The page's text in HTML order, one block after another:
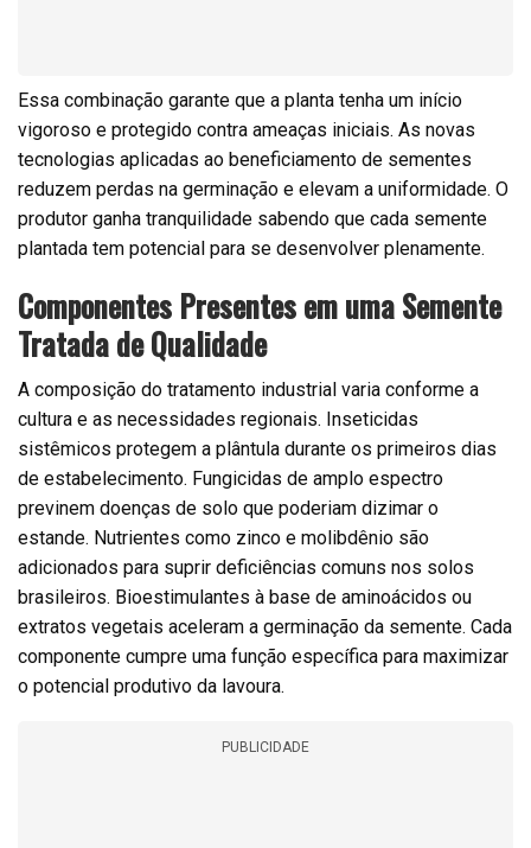
Essa combinação garante que a planta tenha um início
vigoroso e protegido contra ameaças iniciais. As novas
tecnologias aplicadas ao beneficiamento de sementes
reduzem perdas na germinação e elevam a uniformidade. O
produtor ganha tranquilidade sabendo que cada semente
plantada tem potencial para se desenvolver plenamente.
Componentes Presentes em uma Semente
Tratada de Qualidade
A composição do tratamento industrial varia conforme a
cultura e as necessidades regionais. Inseticidas
sistêmicos protegem a plântula durante os primeiros dias
de estabelecimento. Fungicidas de amplo espectro
previnem doenças de solo que poderiam dizimar o
estande. Nutrientes como zinco e molibdênio são
adicionados para suprir deficiências comuns nos solos
brasileiros. Bioestimulantes à base de aminoácidos ou
extratos vegetais aceleram a germinação da semente. Cada
componente cumpre uma função específica para maximizar
o potencial produtivo da lavoura.
PUBLICIDADE